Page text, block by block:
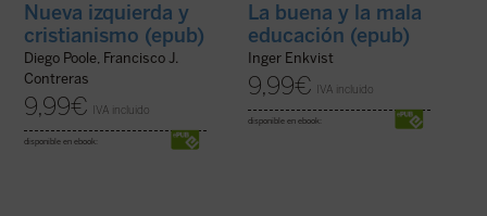
Nueva izquierda y
cristianismo (epub)
Diego Poole, Francisco J.
Contreras
9,99€ IVA incluido
disponible en ebook:
La buena y la mala
educación (epub)
Inger Enkvist
9,99€ IVA incluido
disponible en ebook: